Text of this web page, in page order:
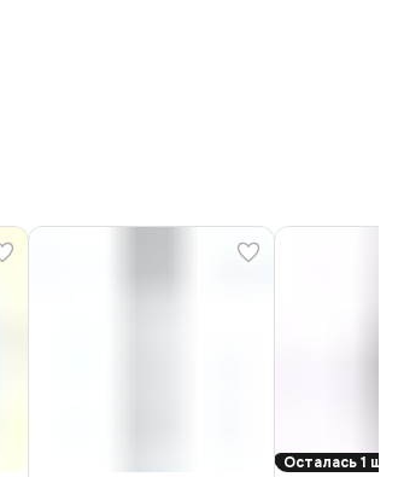
Осталась 1